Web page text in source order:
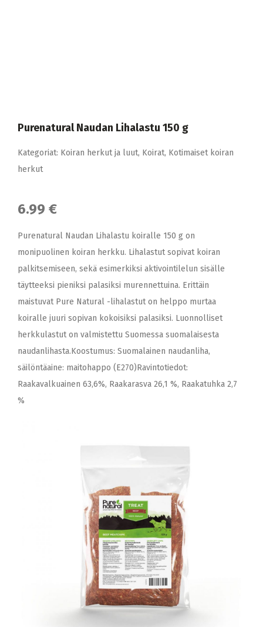
Purenatural Naudan Lihalastu 150 g
Kategoriat: Koiran herkut ja luut, Koirat, Kotimaiset koiran
herkut
6.99 €
Purenatural Naudan Lihalastu koiralle 150 g on
monipuolinen koiran herkku. Lihalastut sopivat koiran
palkitsemiseen, sekä esimerkiksi aktivointilelun sisälle
täytteeksi pieniksi palasiksi murennettuina. Erittäin
maistuvat Pure Natural -lihalastut on helppo murtaa
koiralle juuri sopivan kokoisiksi palasiksi. Luonnolliset
herkkulastut on valmistettu Suomessa suomalaisesta
naudanlihasta.Koostumus: Suomalainen naudanliha,
säilöntäaine: maitohappo (E270)Ravintotiedot:
Raakavalkuainen 63,6%, Raakarasva 26,1 %, Raakatuhka 2,7
%